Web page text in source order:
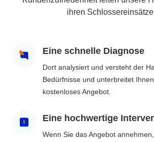
ihren
Eine schnelle Diagnose
Dort analysiert und versteht der
Bedürfnisse und unterbreitet
kostenloses Angebot.
Eine hochwertige
Wenn Sie das Angebot